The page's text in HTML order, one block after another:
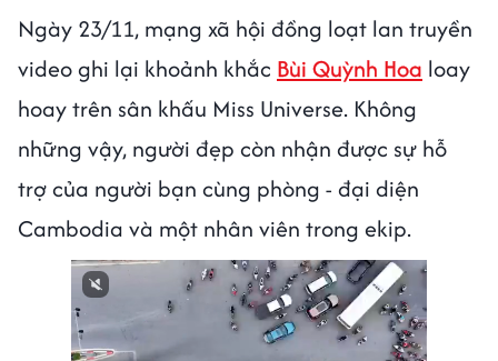
Ngày 23/11, mạng xã hội đồng loạt lan truyền
video ghi lại khoảnh khắc Bùi Quỳnh Hoa loay
hoay trên sân khấu Miss Universe. Không
những vậy, người đẹp còn nhận được sự hỗ
trợ của người bạn cùng phòng - đại diện
Cambodia và một nhân viên trong ekip.